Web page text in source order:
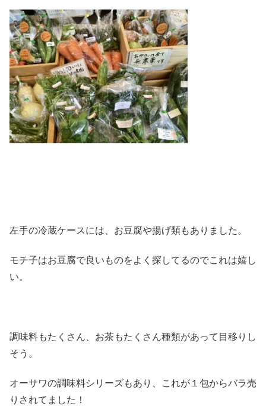
左手の冷蔵ケースには、お豆腐や揚げ類もありました。
モチ子はお豆腐で良いものをよく探してるのでこれは嬉し
い。
調味料もたくさん、お茶もたくさん種類があって目移りし
そう。
オーサワの調味料シリーズもあり、これが１包からバラ売
りされてました！